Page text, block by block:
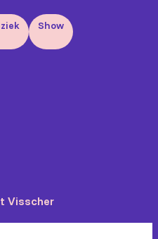
Show
Visscher